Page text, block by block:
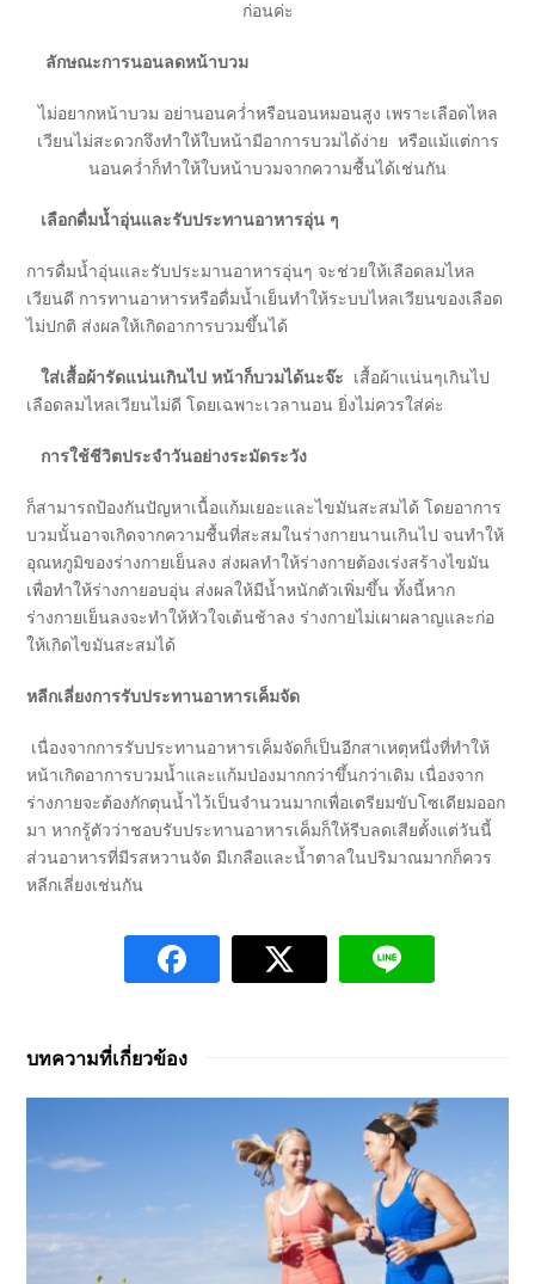
ก่อนค่ะ
ลักษณะการนอนลดหน้าบวม
ไม่อยากหน้าบวม อย่านอนคว่ำหรือนอนหมอนสูง เพราะเลือดไหล
เวียนไม่สะดวกจึงทำให้ใบหน้ามีอาการบวมได้ง่าย หรือแม้แต่การ
นอนคว่ำก็ทำให้ใบหน้าบวมจากความชื้นได้เช่นกัน
เลือกดื่มน้ำอุ่นและรับประทานอาหารอุ่น ๆ
การดื่มน้ำอุ่นและรับประมานอาหารอุ่นๆ จะช่วยให้เลือดลมไหล
เวียนดี การทานอาหารหรือดื่มน้ำเย็นทำให้ระบบไหลเวียนของเลือด
ไม่ปกติ ส่งผลให้เกิดอาการบวมขึ้นได้
ใส่เสื้อผ้ารัดแน่นเกินไป หน้าก็บวมได้นะจ๊ะ เสื้อผ้าแน่นๆเกินไป
เลือดลมไหลเวียนไม่ดี โดยเฉพาะเวลานอน ยิ่งไม่ควรใส่ค่ะ
การใช้ชีวิตประจำวันอย่างระมัดระวัง
ก็สามารถป้องกันปัญหาเนื้อแก้มเยอะและไขมันสะสมได้ โดยอาการ
บวมนั้นอาจเกิดจากความชื้นที่สะสมในร่างกายนานเกินไป จนทำให้
อุณหภูมิของร่างกายเย็นลง ส่งผลทำให้ร่างกายต้องเร่งสร้างไขมัน
เพื่อทำให้ร่างกายอบอุ่น ส่งผลให้มีน้ำหนักตัวเพิ่มขึ้น ทั้งนี้หาก
ร่างกายเย็นลงจะทำให้หัวใจเต้นช้าลง ร่างกายไม่เผาผลาญและก่อ
ให้เกิดไขมันสะสมได้
หลีกเลี่ยงการรับประทานอาหารเค็มจัด
เนื่องจากการรับประทานอาหารเค็มจัดก็เป็นอีกสาเหตุหนึ่งที่ทำให้
หน้าเกิดอาการบวมน้ำและแก้มป่องมากกว่าขึ้นกว่าเดิม เนื่องจาก
ร่างกายจะต้องกักตุนน้ำไว้เป็นจำนวนมากเพื่อเตรียมขับโซเดียมออก
มา หากรู้ตัวว่าชอบรับประทานอาหารเค็มก็ให้รีบลดเสียตั้งแต่วันนี้
ส่วนอาหารที่มีรสหวานจัด มีเกลือและน้ำตาลในปริมาณมากก็ควร
หลีกเลี่ยงเช่นกัน
บทความที่เกี่ยวข้อง